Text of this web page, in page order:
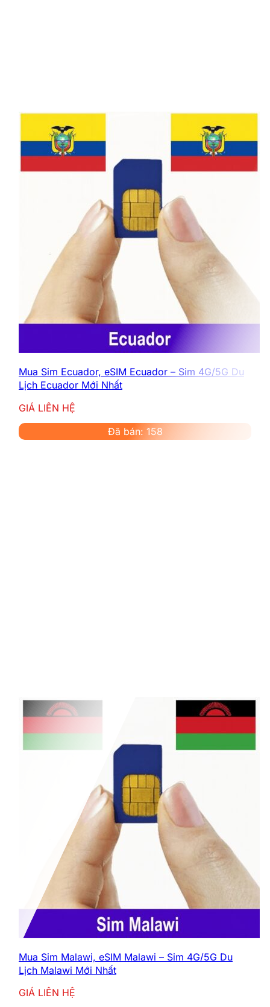
Mua Sim Ecuador, eSIM Ecuador – Sim 4G/5G Du
Lịch Ecuador Mới Nhất
GIÁ LIÊN HỆ
Đã bán: 158
Mua Sim Malawi, eSIM Malawi – Sim 4G/5G Du
Lịch Malawi Mới Nhất
GIÁ LIÊN HỆ